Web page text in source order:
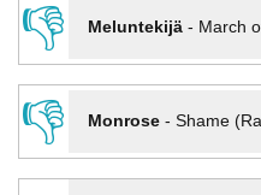
👎
Meluntekijä- March
👎
Monrose- Shame